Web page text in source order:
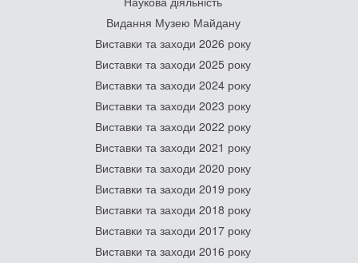
Видання Музею Майдану
Виставки та заходи 2026 року
Виставки та заходи 2025 року
Виставки та заходи 2024 року
Виставки та заходи 2023 року
Виставки та заходи 2022 року
Виставки та заходи 2021 року
Виставки та заходи 2020 року
Виставки та заходи 2019 року
Виставки та заходи 2018 року
Виставки та заходи 2017 року
Виставки та заходи 2016 року